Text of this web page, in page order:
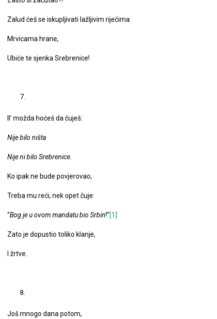
Zalud ćeš se iskupljivati lažljivim riječima
Mrvicama hrane,
Ubiće te sjenka Srebrenice!
Il’ možda hoćeš da čuješ:
Nije bilo ništa
Nije ni bilo Srebrenice.
Ko ipak ne bude povjerovao,
Treba mu reći, nek opet čuje:
“Bog je u ovom mandatu bio Srbin!”[1]
Zato je dopustio toliko klanje,
I žrtve.
Još mnogo dana potom,